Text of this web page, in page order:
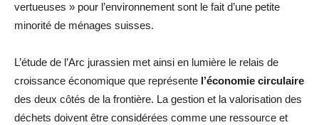
vertueuses » pour l’environnement sont le fait d’une petite
minorité de ménages suisses.
L’étude de l’Arc jurassien met ainsi en lumière le relais de
croissance économique que représente l’économie circulaire
des deux côtés de la frontière. La gestion et la valorisation des
déchets doivent être considérées comme une ressource et